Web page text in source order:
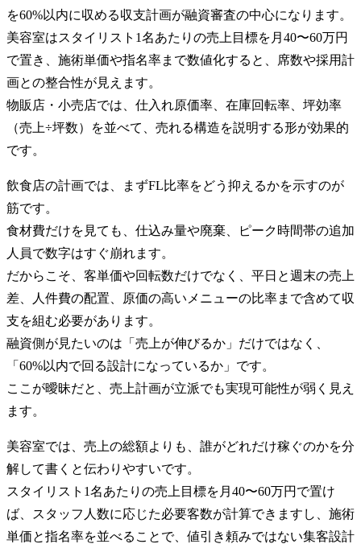
を60%以内に収める収支計画が融資審査の中心になります。
美容室はスタイリスト1名あたりの売上目標を月40〜60万円
で置き、施術単価や指名率まで数値化すると、席数や採用計
画との整合性が見えます。
物販店・小売店では、仕入れ原価率、在庫回転率、坪効率
（売上÷坪数）を並べて、売れる構造を説明する形が効果的
です。
飲食店の計画では、まずFL比率をどう抑えるかを示すのが
筋です。
食材費だけを見ても、仕込み量や廃棄、ピーク時間帯の追加
人員で数字はすぐ崩れます。
だからこそ、客単価や回転数だけでなく、平日と週末の売上
差、人件費の配置、原価の高いメニューの比率まで含めて収
支を組む必要があります。
融資側が見たいのは「売上が伸びるか」だけではなく、
「60%以内で回る設計になっているか」です。
ここが曖昧だと、売上計画が立派でも実現可能性が弱く見え
ます。
美容室では、売上の総額よりも、誰がどれだけ稼ぐのかを分
解して書くと伝わりやすいです。
スタイリスト1名あたりの売上目標を月40〜60万円で置け
ば、スタッフ人数に応じた必要客数が計算できますし、施術
単価と指名率を並べることで、値引き頼みではない集客設計